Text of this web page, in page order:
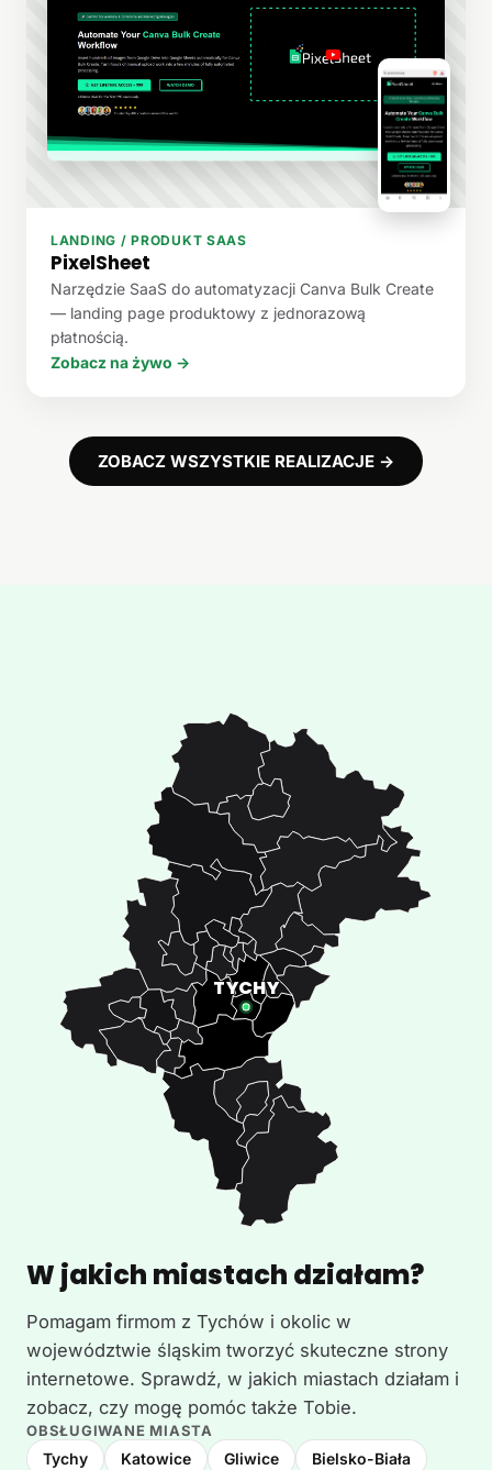
LANDING / PRODUKT SAAS
PixelSheet
Narzędzie SaaS do automatyzacji Canva Bulk Create
— landing page produktowy z jednorazową
płatnością.
Zobacz na żywo →
ZOBACZ WSZYSTKIE REALIZACJE →
W jakich miastach działam?
Pomagam firmom z Tychów i okolic w
województwie śląskim tworzyć skuteczne strony
internetowe. Sprawdź, w jakich miastach działam i
zobacz, czy mogę pomóc także Tobie.
OBSŁUGIWANE MIASTA
Tychy Katowice Gliwice Bielsko-Biała